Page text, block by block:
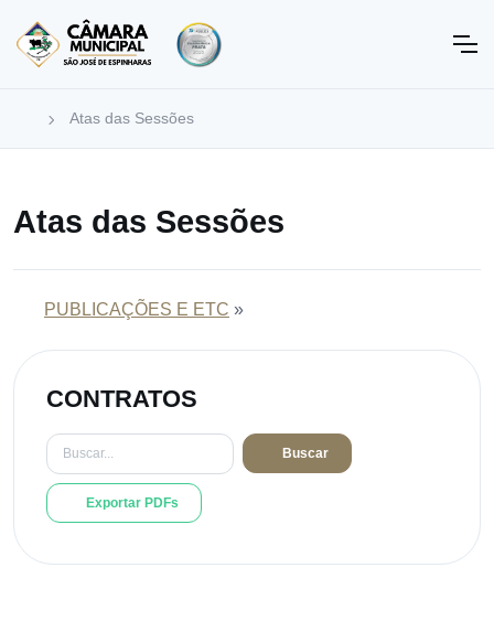
Atas das Sessões
Atas das Sessões
PUBLICAÇÕES E ETC »
CONTRATOS
Buscar
Exportar PDFs